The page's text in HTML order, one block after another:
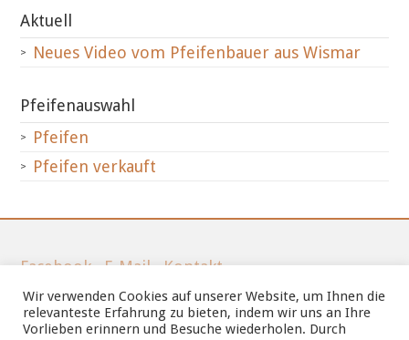
Aktuell
Neues Video vom Pfeifenbauer aus Wismar
Pfeifenauswahl
Pfeifen
Pfeifen verkauft
Facebook·E-Mail·Kontakt
Tel.: 03841-212066
Wir verwenden Cookies auf unserer Website, um Ihnen die
relevanteste Erfahrung zu bieten, indem wir uns an Ihre
Vorlieben erinnern und Besuche wiederholen. Durch